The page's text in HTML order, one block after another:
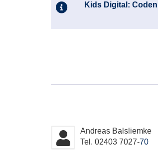
Kids Digital:
Andreas Balsliemke
Tel. 02403 7027-70